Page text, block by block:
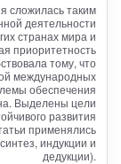
сложилась таким
деятельности
странах мира и
приоритетность
тому, что
международных
обеспечения
Выделены цели
развития
применялись
индукции и
дедукции).